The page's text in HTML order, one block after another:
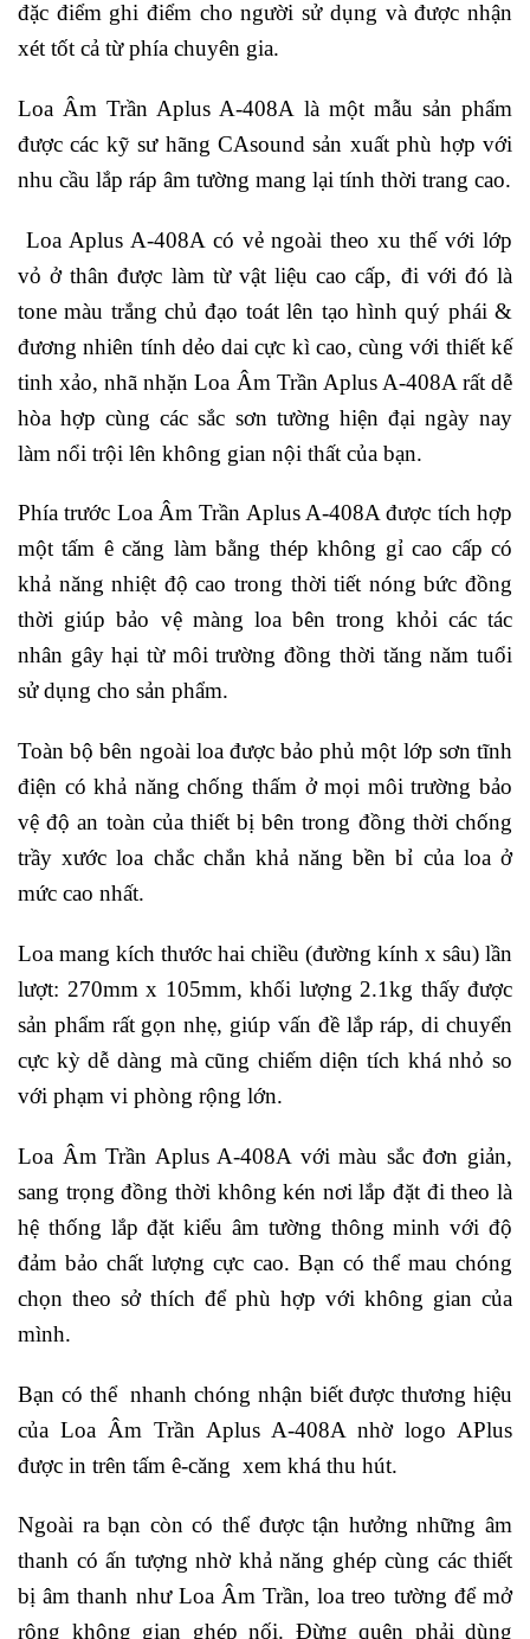
đặc điểm ghi điểm cho người sử dụng và được nhận
xét tốt cả từ phía chuyên gia.
Loa Âm Trần Aplus A-408A là một mẫu sản phẩm
được các kỹ sư hãng CAsound sản xuất phù hợp với
nhu cầu lắp ráp âm tường mang lại tính thời trang cao.
Loa Aplus A-408A có vẻ ngoài theo xu thế với lớp
vỏ ở thân được làm từ vật liệu cao cấp, đi với đó là
tone màu trắng chủ đạo toát lên tạo hình quý phái &
đương nhiên tính dẻo dai cực kì cao, cùng với thiết kế
tinh xảo, nhã nhặn Loa Âm Trần Aplus A-408A rất dễ
hòa hợp cùng các sắc sơn tường hiện đại ngày nay
làm nổi trội lên không gian nội thất của bạn.
Phía trước Loa Âm Trần Aplus A-408A được tích hợp
một tấm ê căng làm bằng thép không gỉ cao cấp có
khả năng nhiệt độ cao trong thời tiết nóng bức đồng
thời giúp bảo vệ màng loa bên trong khỏi các tác
nhân gây hại từ môi trường đồng thời tăng năm tuổi
sử dụng cho sản phẩm.
Toàn bộ bên ngoài loa được bảo phủ một lớp sơn tĩnh
điện có khả năng chống thấm ở mọi môi trường bảo
vệ độ an toàn của thiết bị bên trong đồng thời chống
trầy xước loa chắc chắn khả năng bền bỉ của loa ở
mức cao nhất.
Loa mang kích thước hai chiều (đường kính x sâu) lần
lượt: 270mm x 105mm, khối lượng 2.1kg thấy được
sản phẩm rất gọn nhẹ, giúp vấn đề lắp ráp, di chuyển
cực kỳ dễ dàng mà cũng chiếm diện tích khá nhỏ so
với phạm vi phòng rộng lớn.
Loa Âm Trần Aplus A-408A với màu sắc đơn giản,
sang trọng đồng thời không kén nơi lắp đặt đi theo là
hệ thống lắp đặt kiểu âm tường thông minh với độ
đảm bảo chất lượng cực cao. Bạn có thể mau chóng
chọn theo sở thích để phù hợp với không gian của
mình.
Bạn có thể nhanh chóng nhận biết được thương hiệu
của Loa Âm Trần Aplus A-408A nhờ logo APlus
được in trên tấm ê-căng xem khá thu hút.
Ngoài ra bạn còn có thể được tận hưởng những âm
thanh có ấn tượng nhờ khả năng ghép cùng các thiết
bị âm thanh như Loa Âm Trần, loa treo tường để mở
rộng không gian ghép nối. Đừng quên phải dùng